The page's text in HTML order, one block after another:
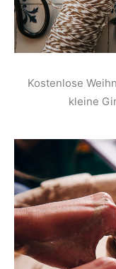
Kostenlose
kleine